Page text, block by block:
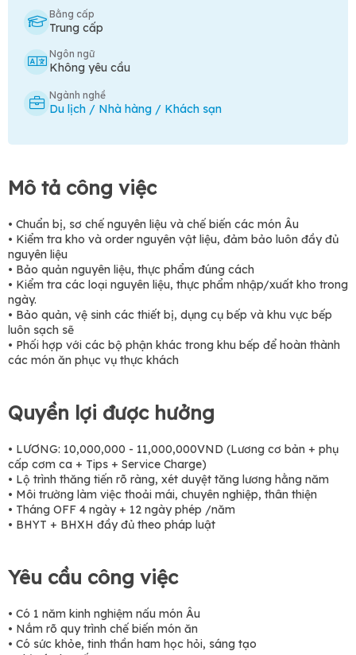
Bằng cấp
Trung cấp
Ngôn ngữ
Không yêu cầu
Ngành nghề
Du lịch / Nhà hàng / Khách sạn
Mô tả công việc
• Chuẩn bị, sơ chế nguyên liệu và chế biến các món Âu
• Kiểm tra kho và order nguyên vật liệu, đảm bảo luôn đầy đủ
nguyên liệu
• Bảo quản nguyên liệu, thực phẩm đúng cách
• Kiểm tra các loại nguyên liệu, thực phẩm nhập/xuất kho trong
ngày.
• Bảo quản, vệ sinh các thiết bị, dụng cụ bếp và khu vực bếp
luôn sạch sẽ
• Phối hợp với các bộ phận khác trong khu bếp để hoàn thành
các món ăn phục vụ thực khách
Quyền lợi được hưởng
• LƯƠNG: 10,000,000 - 11,000,000VND (Lương cơ bản + phụ
cấp cơm ca + Tips + Service Charge)
• Lộ trình thăng tiến rõ ràng, xét duyệt tăng lương hằng năm
• Môi trường làm việc thoải mái, chuyên nghiệp, thân thiện
• Tháng OFF 4 ngày + 12 ngày phép /năm
• BHYT + BHXH đầy đủ theo pháp luật
Yêu cầu công việc
• Có 1 năm kinh nghiệm nấu món Âu
• Nắm rõ quy trình chế biến món ăn
• Có sức khỏe, tinh thần ham học hỏi, sáng tạo